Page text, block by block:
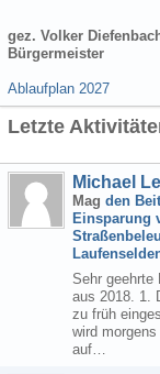
gez. Volker
Bürgermeister
Ablaufplan 2027
Letzte
Michael
Mag den
Einsparung
Sehr geehrte
aus 2018. 1.
zu früh
wird
auf…